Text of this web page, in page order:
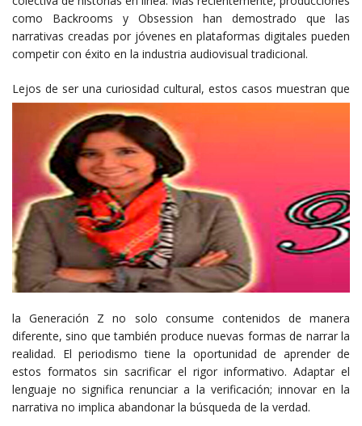
como Backrooms y Obsession han demostrado que las
narrativas creadas por jóvenes en plataformas digitales pueden
competir con éxito en la industria audiovisual tradicional.
Lejos de ser una curiosidad cultural, estos casos muestran que
la Generación Z no solo consume contenidos de manera
diferente, sino que también produce nuevas formas de narrar la
realidad. El periodismo tiene la oportunidad de aprender de
estos formatos sin sacrificar el rigor informativo. Adaptar el
lenguaje no significa renunciar a la verificación; innovar en la
narrativa no implica abandonar la búsqueda de la verdad.